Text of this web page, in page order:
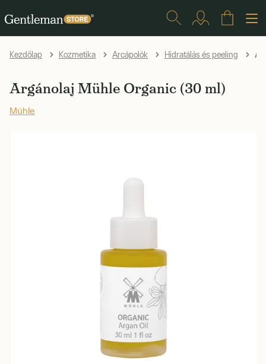
Kezdőlap Kozmetika Arcápolók Hidratálás és peeling
Argánolaj Mühle Organic (30 ml)
Mühle